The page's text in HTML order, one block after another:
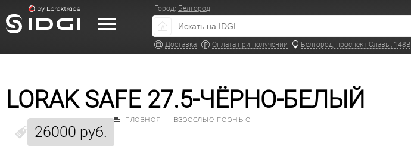
Город: Белгород
Доставка Оплата при получении Белгород, проспект Славы, 148В
LORAK SAFE 27.5-ЧЁРНО-БЕЛЫЙ
26000 руб.
главная взрослые горные